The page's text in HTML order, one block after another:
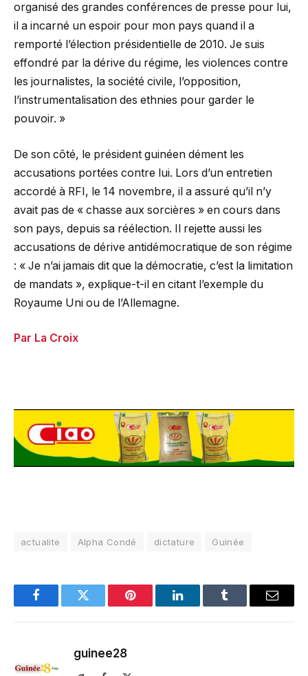
organisé des grandes conférences de presse pour lui,
il a incarné un espoir pour mon pays quand il a
remporté l’élection présidentielle de 2010. Je suis
effondré par la dérive du régime, les violences contre
les journalistes, la société civile, l’opposition,
l’instrumentalisation des ethnies pour garder le
pouvoir. »
De son côté, le président guinéen dément les
accusations portées contre lui. Lors d’un entretien
accordé à RFI, le 14 novembre, il a assuré qu’il n’y
avait pas de « chasse aux sorcières » en cours dans
son pays, depuis sa réélection. Il rejette aussi les
accusations de dérive antidémocratique de son régime
: « Je n’ai jamais dit que la démocratie, c’est la limitation
de mandats », explique-t-il en citant l’exemple du
Royaume Uni ou de l’Allemagne.
Par La Croix
actualite Alpha Condé dictature Guinée
FacebookTwitter Pinterest LinkedInTumblr Email
guinee28